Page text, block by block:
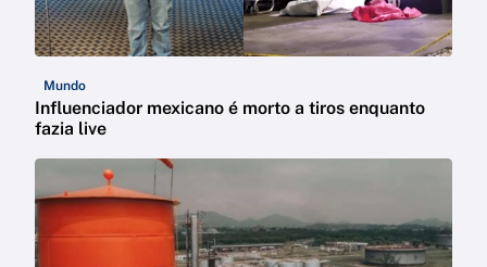
Mundo
Influenciador mexicano é morto a tiros enquanto
fazia live